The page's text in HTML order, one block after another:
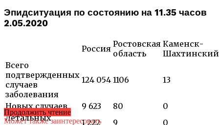
Эпидситуация по состоянию на 11.35 часов
2.05.2020
Россия Ростовская
область
Каменск-
Шахтинский
Всего
подтвержденных
случаев
заболевания
124 054 1106 13
Новых случаев 9 623 80
0
Летальных
1 222 9 0
Продолжить чтение
Может также заинтересовать